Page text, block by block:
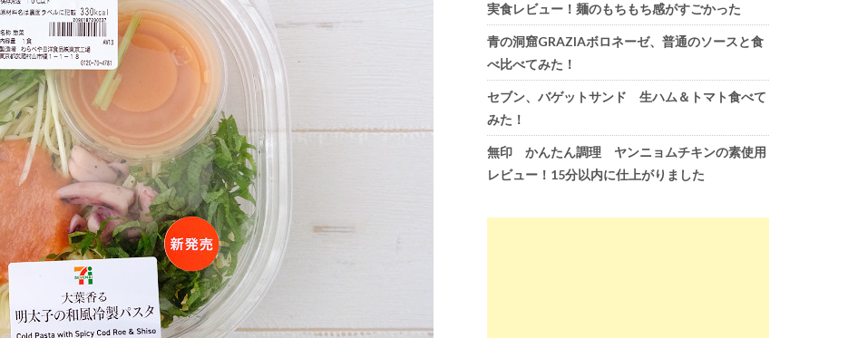
実食レビュー！麺のもちもち感がすごかった
青の洞窟GRAZIAボロネーゼ、普通のソースと食
べ比べてみた！
セブン、バゲットサンド 生ハム＆トマト食べて
みた！
無印 かんたん調理 ヤンニョムチキンの素使用
レビュー！15分以内に仕上がりました